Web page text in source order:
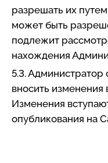
разрешать их
может быть
подлежит
нахождения
5.3. Администратор
вносить
Изменения
опубликования на